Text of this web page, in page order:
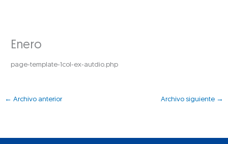
Enero
page-template-1col-ex-autdio.php
← Archivo anterior Archivo siguiente →